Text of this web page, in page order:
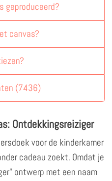
geproduceerd?
canvas?
(7436)
Ontdekkingsreiziger
voor de kinderkamer
cadeau zoekt. Omdat je
ontwerp met een naam